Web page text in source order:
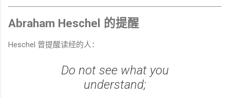
Abraham Heschel 的提醒
Heschel 曾提醒读经的人：
Do not see what you
understand;